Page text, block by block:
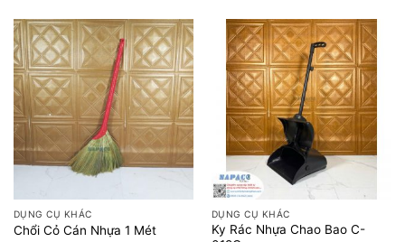
DỤNG CỤ KHÁC
Chổi Cỏ Cán Nhựa 1 Mét
DỤNG CỤ KHÁC
Ky Rác Nhựa Chao Bao C-